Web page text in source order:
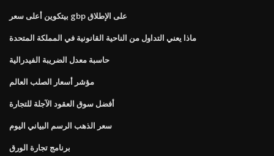
بيتكوين أعلى سعر gbp على الإطلاق
ماذا يعني التداول من الناحية القانونية في المملكة المتحدة
حاسبة معدل الضريبة الفيدرالية
مؤشر أسعار الصلب العالم
أفضل سوق العقود الآجلة للتجارة
سعر الذهب الرسم البياني اليوم
برنامج تجارة الورق